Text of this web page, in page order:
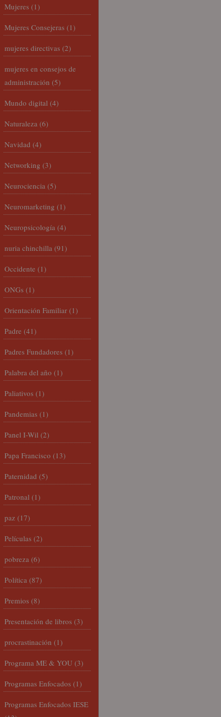
Mujeres (1)
Mujeres Consejeras (1)
mujeres directivas (2)
mujeres en consejos de
administración (5)
Mundo digital (4)
Naturaleza (6)
Navidad (4)
Networking (3)
Neurociencia (5)
Neuromarketing (1)
Neuropsicología (4)
nuria chinchilla (91)
Occidente (1)
ONGs (1)
Orientación Familiar (1)
Padre (41)
Padres Fundadores (1)
Palabra del año (1)
Paliativos (1)
Pandemias (1)
Panel I-Wil (2)
Papa Francisco (13)
Paternidad (5)
Patronal (1)
paz (17)
Películas (2)
pobreza (6)
Política (87)
Premios (8)
Presentación de libros (3)
procrastinación (1)
Programa ME & YOU (3)
Programas Enfocados (1)
Programas Enfocados IESE